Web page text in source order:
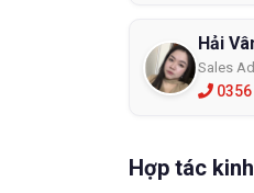
Hải
Sales
0356
Hợp tác